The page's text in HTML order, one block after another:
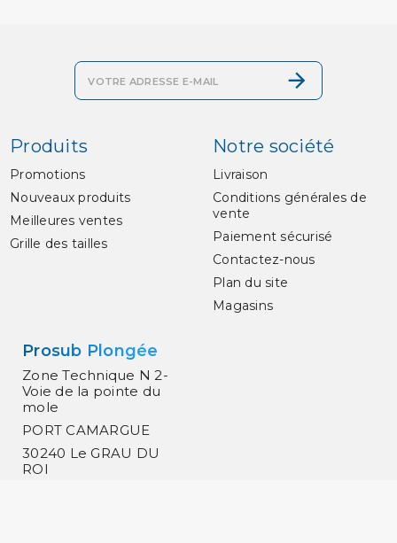
Produits
Promotions
Nouveaux produits
Meilleures ventes
Grille des tailles
Notre société
Livraison
Conditions générales de
vente
Paiement sécurisé
Contactez-nous
Plan du site
Magasins
Prosub Plongée
Zone Technique N 2-
Voie de la pointe du
mole
PORT CAMARGUE
30240 Le GRAU DU
ROI